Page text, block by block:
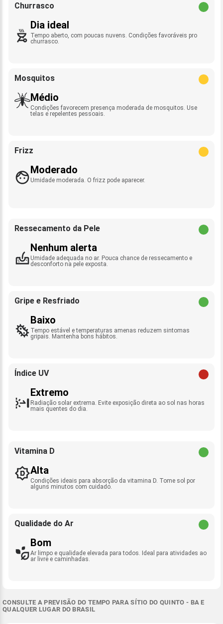
Churrasco
Dia ideal
Tempo aberto, com poucas nuvens. Condições favoráveis pro
churrasco.
Mosquitos
Médio
Condições favorecem presença moderada de mosquitos. Use
telas e repelentes pessoais.
Frizz
Moderado
Umidade moderada. O frizz pode aparecer.
Ressecamento da Pele
Nenhum alerta
Umidade adequada no ar. Pouca chance de ressecamento e
desconforto na pele exposta.
Gripe e Resfriado
Baixo
Tempo estável e temperaturas amenas reduzem sintomas
gripais. Mantenha bons hábitos.
Índice UV
Extremo
Radiação solar extrema. Evite exposição direta ao sol nas horas
mais quentes do dia.
Vitamina D
Alta
Condições ideais para absorção da vitamina D. Tome sol por
alguns minutos com cuidado.
Qualidade do Ar
Bom
Ar limpo e qualidade elevada para todos. Ideal para atividades ao
ar livre e caminhadas.
CONSULTE A PREVISÃO DO TEMPO PARA SÍTIO DO QUINTO - BA E
QUALQUER LUGAR DO BRASIL